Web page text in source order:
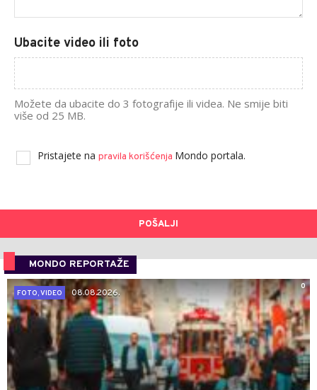
Ubacite video ili foto
Možete da ubacite do 3 fotografije ili videa. Ne smije biti
više od 25 MB.
Pristajete na pravila korišćenja Mondo portala.
POŠALJI
MONDO REPORTAŽE
0
FOTO, VIDEO
08.08.2026.